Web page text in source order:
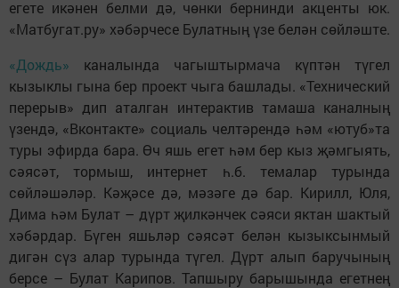
егете икәнен белми дә, чөнки бернинди акценты юк.
«Матбугат.ру» хәбәрчесе Булатның үзе белән сөйләште.
«Дождь» каналында чагыштырмача күптән түгел
кызыклы гына бер проект чыга башлады. «Технический
перерыв» дип аталган интерактив тамаша каналның
үзендә, «Вконтакте» социаль челтәрендә һәм «ютуб»та
туры эфирда бара. Өч яшь егет һәм бер кыз җәмгыять,
сәясәт, тормыш, интернет һ.б. темалар турында
сөйләшәләр. Кәҗәсе дә, мәзәге дә бар. Кирилл, Юля,
Дима һәм Булат – дүрт җилкәнчек сәяси яктан шактый
хәбәрдар. Бүген яшьләр сәясәт белән кызыксынмый
дигән сүз алар турында түгел. Дүрт алып баручының
берсе – Булат Карипов. Тапшыру барышында егетнең